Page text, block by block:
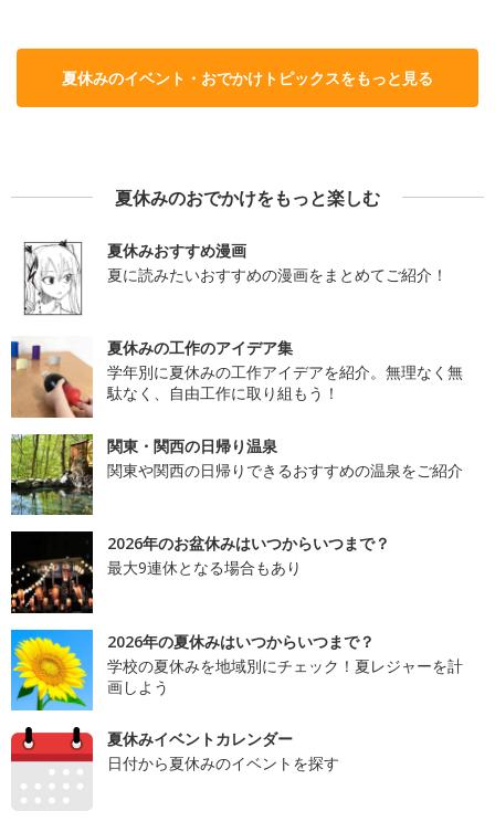
夏休みのイベント・おでかけトピックスをもっと見る
夏休みのおでかけをもっと楽しむ
夏休みおすすめ漫画
夏に読みたいおすすめの漫画をまとめてご紹介！
夏休みの工作のアイデア集
学年別に夏休みの工作アイデアを紹介。無理なく無
駄なく、自由工作に取り組もう！
関東・関西の日帰り温泉
関東や関西の日帰りできるおすすめの温泉をご紹介
2026年のお盆休みはいつからいつまで？
最大9連休となる場合もあり
2026年の夏休みはいつからいつまで？
学校の夏休みを地域別にチェック！夏レジャーを計
画しよう
夏休みイベントカレンダー
日付から夏休みのイベントを探す